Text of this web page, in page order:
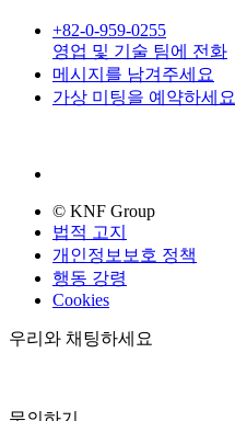
+82-0-959-0255
영업 및 기술 팀에 전화
메시지를 남겨주세요
가상 미팅을 예약하세요
© KNF Group
법적 고지
개인정보보호 정책
행동 강령
Cookies
우리와 채팅하세요